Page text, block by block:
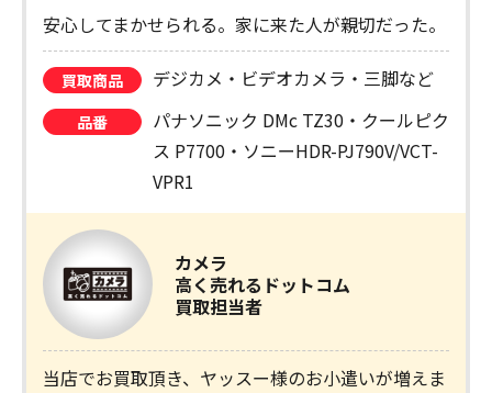
安心してまかせられる。家に来た人が親切だった。
買取商品 デジカメ・ビデオカメラ・三脚など
品番
パナソニック DMc TZ30・クールピク
ス P7700・ソニーHDR-PJ790V/VCT-
VPR1
カメラ
高く売れるドットコム
買取担当者
当店でお買取頂き、ヤッスー様のお小遣いが増えま